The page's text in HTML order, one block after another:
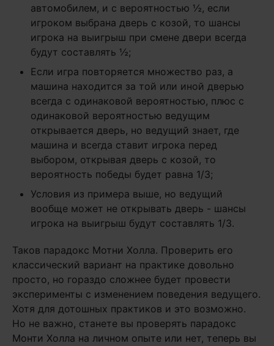
автомобилем, и с вероятностью ½, если
игроком выбрана дверь с козой, то шансы
игрока на выигрыш при смене двери всегда
будут составлять ½;
Если игра повторяется множество раз, а
машина находится за той или иной дверью
всегда с одинаковой вероятностью, плюс с
одинаковой вероятностью ведущим
открывается дверь, но ведущий знает, где
машина и всегда ставит игрока перед
выбором, открывая дверь с козой, то
вероятность победы будет равна 1/3;
Условия из примера выше, но ведущий
вообще может не открывать дверь - шансы
игрока на выигрыш будут составлять 1/3.
Таков парадокс Мотни Холла. Проверить его
классический вариант на практике довольно
просто, но гораздо сложнее будет провести
эксперименты с изменением поведения ведущего.
Хотя для дотошных практиков и это возможно.
Но не важно, станете вы проверять парадокс
Монти Холла на личном опыте или нет, теперь вы